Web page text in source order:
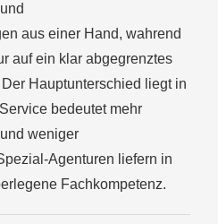
aus einer Hand, wahrend
auf ein klar abgegrenztes
Hauptunterschied liegt in
bedeutet mehr
weniger
Agenturen liefern in
Fachkompetenz.